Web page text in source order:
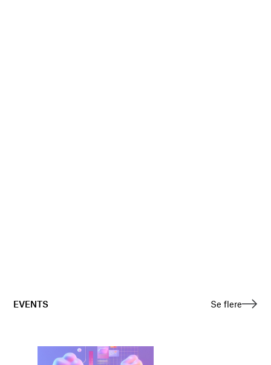
EVENTS Se flere